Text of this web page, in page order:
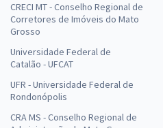
CRECI MT - Conselho Regional de
Corretores de Imóveis do Mato
Grosso
Universidade Federal de
Catalão - UFCAT
UFR - Universidade Federal de
Rondonópolis
CRA MS - Conselho Regional de